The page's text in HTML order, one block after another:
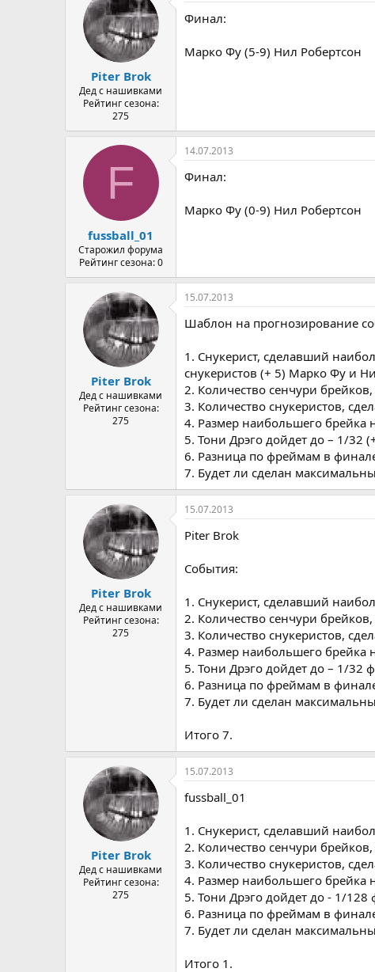
Piter Brok
Дед с нашивками
Рейтинг сезона:
275
Финал:
Марко Фу (5-9) Нил Робертсон
F
fussball_01
Старожил форума
Рейтинг сезона: 0
14.07.2013
Финал:
Марко Фу (0-9) Нил Робертсон
Piter Brok
Дед с нашивками
Рейтинг сезона:
275
15.07.2013
Шаблон на прогнозирование
1. Снукерист, сделавший
снукеристов (+ 5) Марко Фу и
2. Количество сенчури
3. Количество снукеристов,
4. Размер наибольшего брейка
5. Тони Дрэго дойдет до – 1/32
6. Разница по фреймам в
7. Будет ли сделан
Piter Brok
Дед с нашивками
Рейтинг сезона:
275
15.07.2013
Piter Brok
События:
1. Снукерист, сделавший
2. Количество сенчури
3. Количество снукеристов,
4. Размер наибольшего брейка
5. Тони Дрэго дойдет до – 1/32
6. Разница по фреймам в
7. Будет ли сделан
Итого 7.
Piter Brok
Дед с нашивками
Рейтинг сезона:
275
15.07.2013
fussball_01
1. Снукерист, сделавший
2. Количество сенчури
3. Количество снукеристов,
4. Размер наибольшего брейка
5. Тони Дрэго дойдет до - 1/128
6. Разница по фреймам в
7. Будет ли сделан
Итого 1.